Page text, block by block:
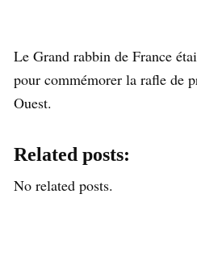
Le Grand rabbin de France
pour commémorer la rafle de
Ouest.
Related posts:
No related posts.